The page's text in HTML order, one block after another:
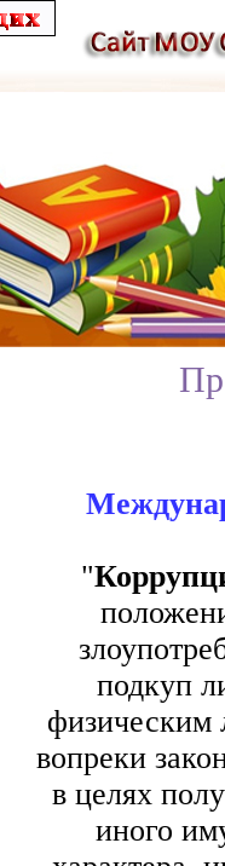
"
подкуп
физическим
вопреки
в целях
иного